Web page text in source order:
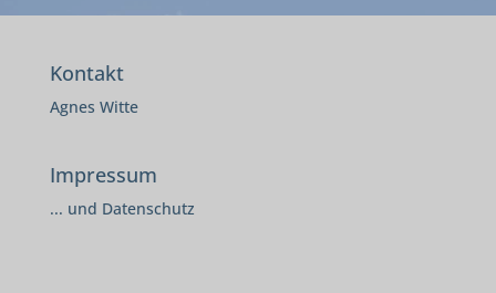
Kontakt
Agnes Witte
Impressum
... und Datenschutz